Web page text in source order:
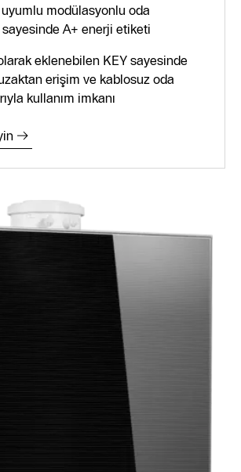
modülasyonlu oda
sayesinde A+ enerji etiketi
eklenebilen KEY sayesinde
erişim ve kablosuz oda
kullanım imkanı